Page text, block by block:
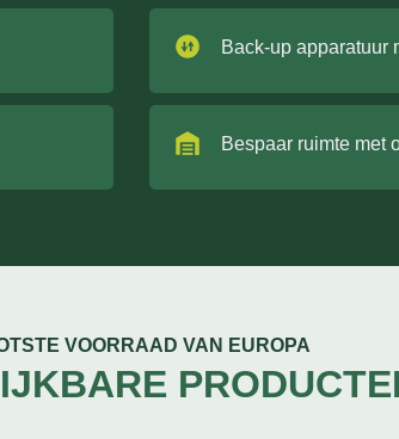
Back-up apparatuur
Bespaar ruimte met
VOORRAAD VAN EUROPA